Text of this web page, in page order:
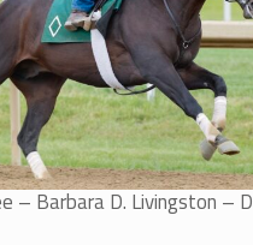
– Barbara D. Livingston –